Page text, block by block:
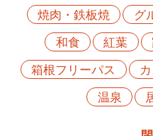
焼肉・鉄板焼
グ
和食
紅葉
箱根フリーパス
温泉